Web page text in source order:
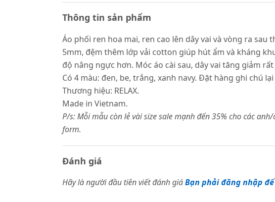
Thông tin sản phẩm
Áo phối ren hoa mai, ren cao lên dây vai và vòng ra
5mm, đệm thêm lớp vải cotton giúp hút ẩm và kháng
độ nâng ngực hơn. Móc áo cài sau, dây vai tăng giảm
Có 4 màu: đen, be, trắng, xanh navy. Đặt hàng ghi chú
Thương hiệu: RELAX.
Made in Vietnam.
P/s: Mỗi mẫu còn lẻ vài size sale mạnh đến 35% cho các
form.
Đánh giá
Hãy là người đầu tiên viết đánh giáBạn phải đăng nhập